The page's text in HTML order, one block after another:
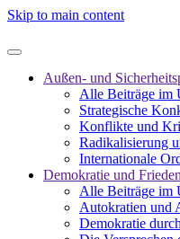
Skip to main content
Außen- und
Alle Beiträge im
Strategische
Konflikte und
Radikalisierung
Internationale
Demokratie und Frieden
Alle Beiträge im
Autokratien und
Demokratie